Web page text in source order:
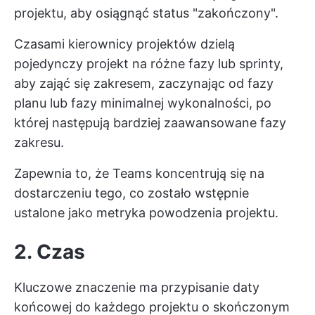
projektu, aby osiągnąć status "zakończony".
Czasami kierownicy projektów dzielą
pojedynczy projekt na różne fazy lub sprinty,
aby zająć się zakresem, zaczynając od fazy
planu lub fazy minimalnej wykonalności, po
której następują bardziej zaawansowane fazy
zakresu.
Zapewnia to, że Teams koncentrują się na
dostarczeniu tego, co zostało wstępnie
ustalone jako metryka powodzenia projektu.
2. Czas
Kluczowe znaczenie ma przypisanie daty
końcowej do każdego projektu o skończonym